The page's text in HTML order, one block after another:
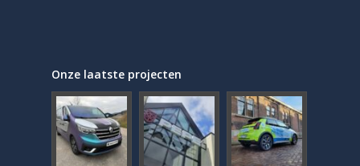
Onze laatste projecten